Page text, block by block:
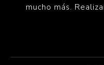
mucho más.